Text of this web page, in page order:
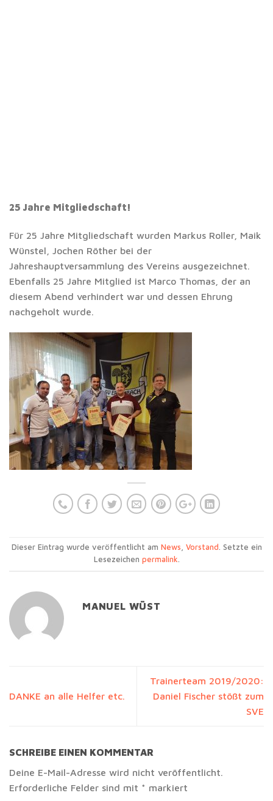
25 Jahre Mitgliedschaft!
Für 25 Jahre Mitgliedschaft wurden Markus Roller, Maik
Wünstel, Jochen Röther bei der
Jahreshauptversammlung des Vereins ausgezeichnet.
Ebenfalls 25 Jahre Mitglied ist Marco Thomas, der an
diesem Abend verhindert war und dessen Ehrung
nachgeholt wurde.
Dieser Eintrag wurde veröffentlicht am News Vorstand . Setzte ein
Lesezeichen permalink.
MANUEL WÜST
DANKE an alle Helfer etc.
Trainerteam 2019/2020:
Daniel Fischer stößt zum
SVE
SCHREIBE EINEN KOMMENTAR
Deine E-Mail-Adresse wird nicht veröffentlicht.
Erforderliche Felder sind mit * markiert